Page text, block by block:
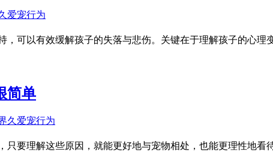
可以有效缓解孩子的失落与悲伤。关键在于理解孩子的心
简单
要理解这些原因，就能更好地与宠物相处，也能更理性地